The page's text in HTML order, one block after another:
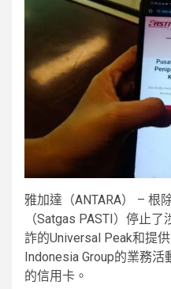
雅加達（ANTARA） – 根
（Satgas PASTI）停止
詐的Universal Peak和提
Indonesia Group的業務活
的信用卡。